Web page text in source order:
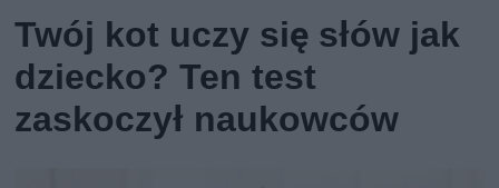
Twój kot uczy się słów jak
dziecko? Ten test
zaskoczył naukowców